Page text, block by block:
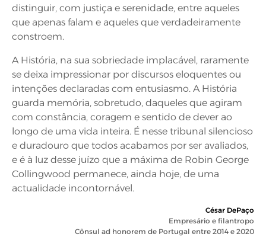
distinguir, com justiça e serenidade, entre aqueles
que apenas falam e aqueles que verdadeiramente
constroem.
A História, na sua sobriedade implacável, raramente
se deixa impressionar por discursos eloquentes ou
intenções declaradas com entusiasmo. A História
guarda memória, sobretudo, daqueles que agiram
com constância, coragem e sentido de dever ao
longo de uma vida inteira. É nesse tribunal silencioso
e duradouro que todos acabamos por ser avaliados,
e é à luz desse juízo que a máxima de Robin George
Collingwood permanece, ainda hoje, de uma
actualidade incontornável.
César DePaço
Empresário e filantropo
Cônsul ad honorem de Portugal entre 2014 e 2020